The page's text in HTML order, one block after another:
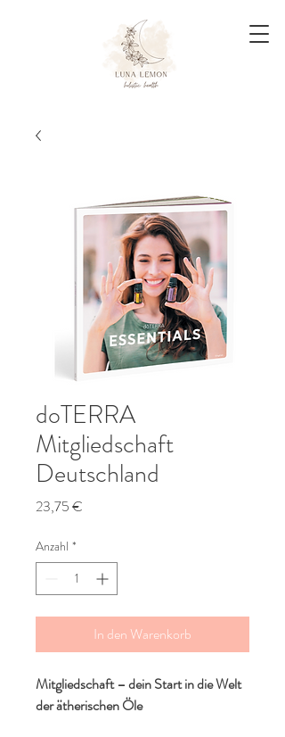
doTERRA
Mitgliedschaft
Deutschland
23,75 €
Anzahl *
In den Warenkorb
Mitgliedschaft – dein Start in die Welt
der ätherischen Öle